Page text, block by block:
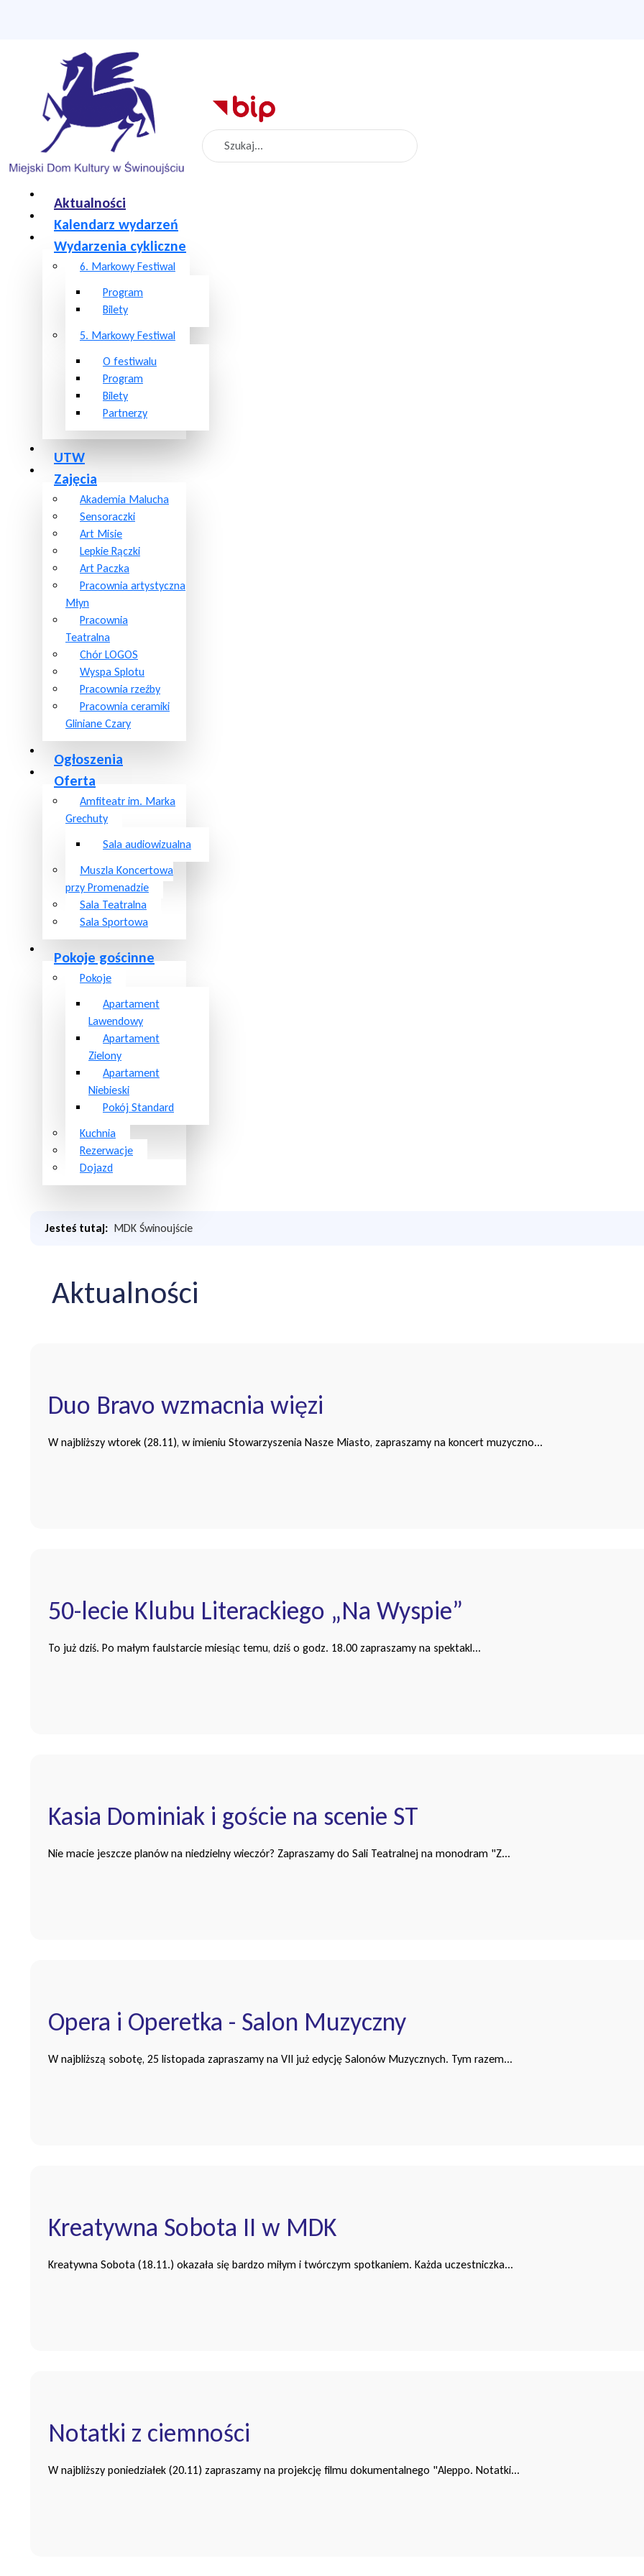
Szukaj
Aktualności
Kalendarz wydarzeń
Wydarzenia cykliczne
6. Markowy Festiwal
Program
Bilety
5. Markowy Festiwal
O festiwalu
Program
Bilety
Partnerzy
UTW
Zajęcia
Akademia Malucha
Sensoraczki
Art Misie
Lepkie Rączki
Art Paczka
Pracownia artystyczna
Młyn
Pracownia
Teatralna
Chór LOGOS
Wyspa Splotu
Pracownia rzeźby
Pracownia ceramiki
Gliniane Czary
Ogłoszenia
Oferta
Amfiteatr im. Marka
Grechuty
Sala audiowizualna
Muszla Koncertowa
przy Promenadzie
Sala Teatralna
Sala Sportowa
Pokoje gościnne
Pokoje
Apartament
Lawendowy
Apartament
Zielony
Apartament
Niebieski
Pokój Standard
Kuchnia
Rezerwacje
Dojazd
Jesteś tutaj: MDK Świnoujście
Aktualności
Duo Bravo wzmacnia więzi
W najbliższy wtorek (28.11), w imieniu Stowarzyszenia Nasze Miasto, zapraszamy na koncert muzyczno...
50-lecie Klubu Literackiego „Na Wyspie”
To już dziś. Po małym faulstarcie miesiąc temu, dziś o godz. 18.00 zapraszamy na spektakl...
Kasia Dominiak i goście na scenie ST
Nie macie jeszcze planów na niedzielny wieczór? Zapraszamy do Sali Teatralnej na monodram "Z...
Opera i Operetka - Salon Muzyczny
W najbliższą sobotę, 25 listopada zapraszamy na VII już edycję Salonów Muzycznych. Tym razem...
Kreatywna Sobota II w MDK
Kreatywna Sobota (18.11.) okazała się bardzo miłym i twórczym spotkaniem. Każda uczestniczka...
Notatki z ciemności
W najbliższy poniedziałek (20.11) zapraszamy na projekcję filmu dokumentalnego "Aleppo. Notatki...